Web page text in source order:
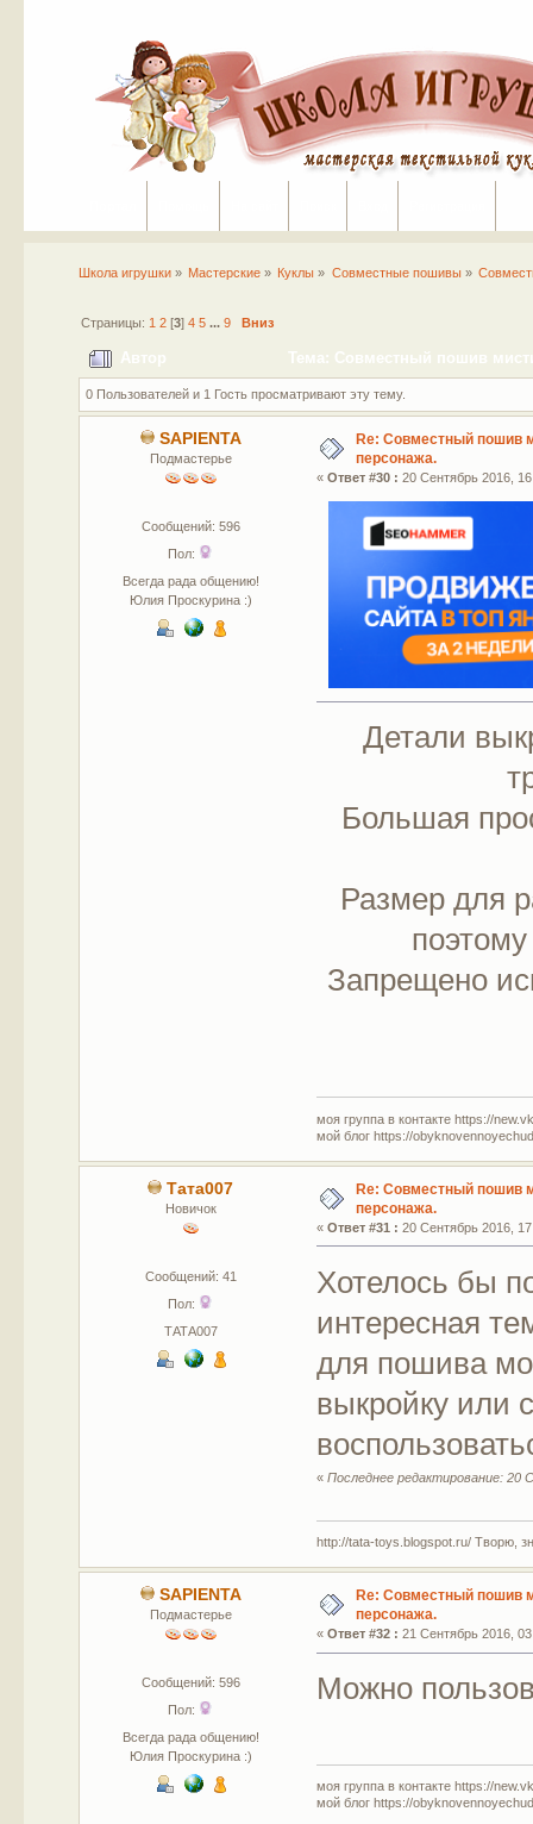
Школа игрушки» Мастерские » Куклы » Совместные пошивы»
Страницы: 1 2[3] 4 5 ... 9 Вниз
Автор Тема: Совместный пошив
0 Пользователей и 1 Гость просматривают эту тему.
SAPIENTA
Подмастерье
Сообщений: 596
Пол:
Всегда рада общению!
Юлия Проскурина :)
Re: Совместный пошив
персонажа.
«Ответ #30 : 20 Сентябрь 2016,
Детали
Большая
Размер для
Запрещено
моя группа в контакте https://
мой блог https://
Тата007
Новичок
Сообщений: 41
Пол:
ТАТА007
Re: Совместный пошив
персонажа.
«Ответ #31 : 20 Сентябрь 2016,
Хотелось бы
интересная
для пошива
выкройку или
«Последнее редактирование: 20
http://tata-toys.blogspot.ru/ Творю,
SAPIENTA
Подмастерье
Сообщений: 596
Пол:
Всегда рада общению!
Юлия Проскурина :)
Re: Совместный пошив
персонажа.
«Ответ #32 : 21 Сентябрь 2016,
Можно
моя группа в контакте https://
мой блог https://